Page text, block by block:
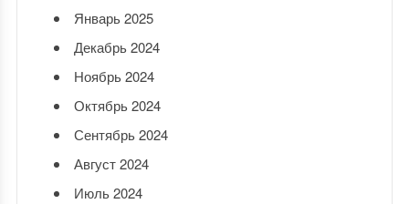
Январь 2025
Декабрь 2024
Ноябрь 2024
Октябрь 2024
Сентябрь 2024
Август 2024
Июль 2024